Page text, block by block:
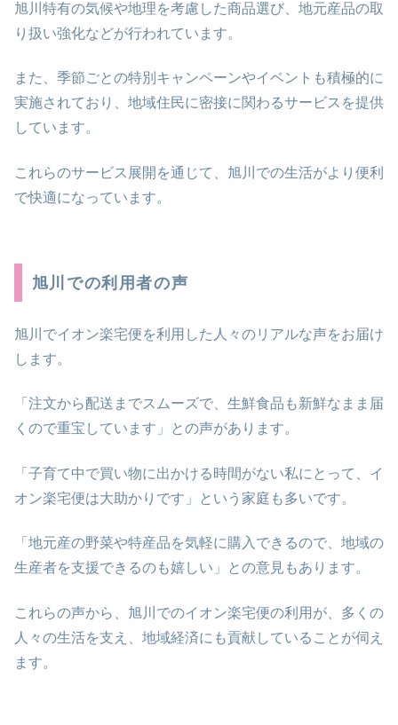
旭川特有の気候や地理を考慮した商品選び、地元産品の取
り扱い強化などが行われています。
また、季節ごとの特別キャンペーンやイベントも積極的に
実施されており、地域住民に密接に関わるサービスを提供
しています。
これらのサービス展開を通じて、旭川での生活がより便利
で快適になっています。
旭川での利用者の声
旭川でイオン楽宅便を利用した人々のリアルな声をお届け
します。
「注文から配送までスムーズで、生鮮食品も新鮮なまま届
くので重宝しています」との声があります。
「子育て中で買い物に出かける時間がない私にとって、イ
オン楽宅便は大助かりです」という家庭も多いです。
「地元産の野菜や特産品を気軽に購入できるので、地域の
生産者を支援できるのも嬉しい」との意見もあります。
これらの声から、旭川でのイオン楽宅便の利用が、多くの
人々の生活を支え、地域経済にも貢献していることが伺え
ます。